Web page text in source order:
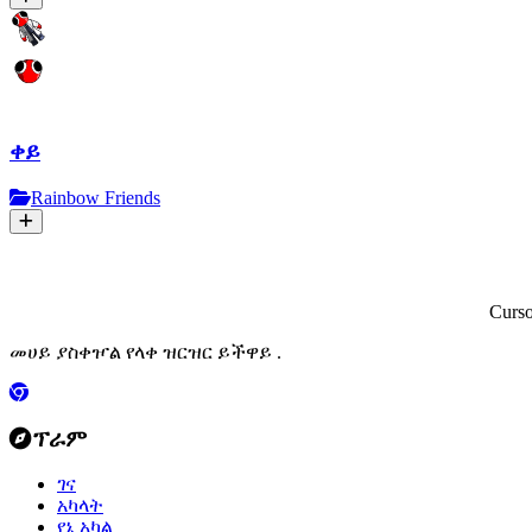
ቀይ
Rainbow Friends
መሀይ ያስቀዦል የላቀ ዝርዝር ይችዋይ .
ፕራም
ገና
አካላት
የኔ አካል